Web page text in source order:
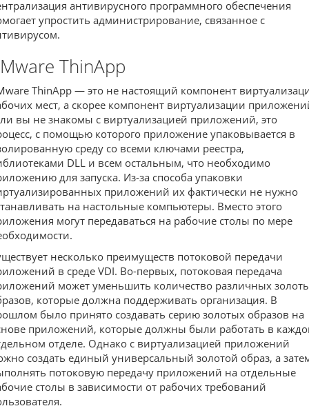
антивирусного программного обеспечения
упростить администрирование, связанное с
ThinApp
ThinApp — это не настоящий компонент
мест, а скорее компонент виртуализации
вы не знакомы с виртуализацией приложений, это
с помощью которого приложение упаковывается в
среду со всеми ключами реестра,
DLL и всем остальным, что необходимо
для запуска. Из-за способа упаковки
приложений их фактически не нужно
на настольные компьютеры. Вместо этого
могут передаваться на рабочие столы по мере
несколько преимуществ потоковой передачи
в среде VDI. Во-первых, потоковая передача
может уменьшить количество различных
которые должна поддерживать организация. В
было принято создавать серию золотых образов на
приложений, которые должны были работать в
отделе. Однако с виртуализацией приложений
создать единый универсальный золотой образ, а
потоковую передачу приложений на отдельные
столы в зависимости от рабочих требований